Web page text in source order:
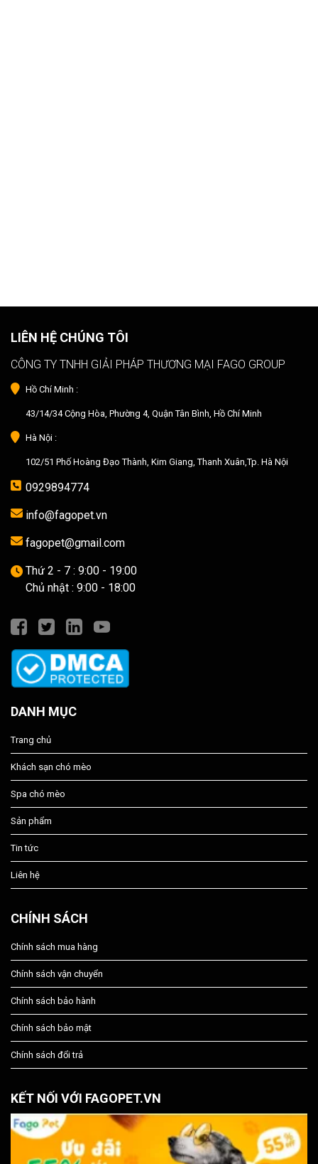
LIÊN HỆ CHÚNG TÔI
CÔNG TY TNHH GIẢI PHÁP THƯƠNG MẠI FAGO GROUP
Hồ Chí Minh :
43/14/34 Cộng Hòa, Phường 4, Quận Tân Bình, Hồ Chí Minh
Hà Nội :
102/51 Phố Hoàng Đạo Thành, Kim Giang, Thanh Xuân,Tp. Hà Nội
0929894774
info@fagopet.vn
fagopet@gmail.com
Thứ 2 - 7 : 9:00 - 19:00
Chủ nhật : 9:00 - 18:00
DANH MỤC
Trang chủ
Khách sạn chó mèo
Spa chó mèo
Sản phẩm
Tin tức
Liên hệ
CHÍNH SÁCH
Chính sách mua hàng
Chính sách vận chuyển
Chính sách bảo hành
Chính sách bảo mật
Chính sách đổi trả
KẾT NỐI VỚI FAGOPET.VN